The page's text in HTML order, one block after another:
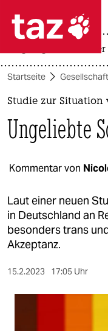
 taz
politik
öko
gesellschaft
kultur
sport
berlin
usa
Startseite Gesellschaft
Studie zur Situation
Ungeliebte
Kommentar von
Laut einer neuen
in Deutschland an
besonders trans
Akzeptanz.
15.2.2023 17:05 Uhr